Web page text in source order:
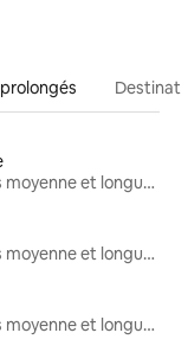
Locations moyenne et longue durée
Locations moyenne et longue durée
Locations moyenne et longue durée